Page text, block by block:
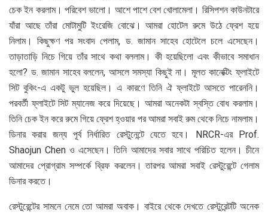
চেক ইন করলাম। পরিবেশ ভালো। আশে পাশে বেশ খোলামেলা। রিসিপশন কাউনটারে
যাঁরা আছে তাঁরা মোটামুটি ইংরেজি বোঝে। আমরা হোটেল রুমে উঠে ফ্রেশ হয়ে
নিলাম। কিছুক্ষণ পর সংবাদ পেলাম, ড. জামান সাহেব হোটেলে চলে এসেছেন।
তাড়াতাড়ি নিচে গিয়ে তাঁর সাথে কথা বললাম। কী হয়েছিলো এবং কীভাবে সমাধান
হলো? ড. জামান সাহেব বললেন, আসলে সমস্যা কিছুই না। মূলত কানেক্টিং ফ্লাইটে
সিট বুকিং-এ একটু ভুল হয়েছিল। এ কারণে তিনি ঐ ফ্লাইটে আসতে পারেননি।
পরবর্তী ফ্লাইটে সিট ম্যানেজ করে দিয়েছে। আমরা অনেকটা স্বস্তি বোধ করলাম।
তিনি চেক ইন করে রুমে গিয়ে ফ্রেশ হ্‌ওয়ার পর আমরা সবাই রুম থেকে নিচে নামলাম।
ডিনার করার জন্য পূর্ব নির্ধারিত রেস্টুনেন্টে যেতে হবে। NRCR-এর Prof.
Shaojun Chen ও এসেছেন। তিনি আমাদের সবার সাথে পরিচিত হলেন। চীনে
আমাদের প্রোগ্রাম সম্পর্কে ব্রিফ করলেন। তারপর আমরা সবাই রেস্টুরেন্টে গেলাম
ডিনার করতে।
রেস্টুরেন্টের সামনে নেমে তো আমরা অবাক। বাইরে থেকে দেখতে রেস্টুরেন্টটি অনেক